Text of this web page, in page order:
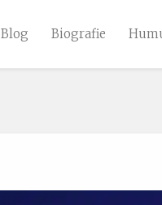
Blog Biografie